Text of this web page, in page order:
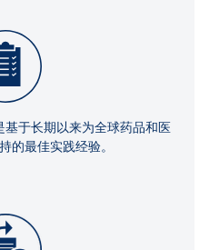
于长期以来为全球药品和医
的最佳实践经验。